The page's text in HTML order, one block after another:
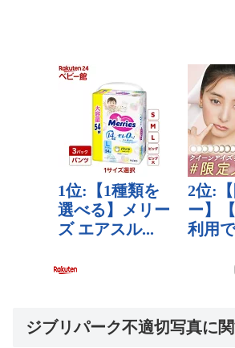
ジブリパーク不適切写真に